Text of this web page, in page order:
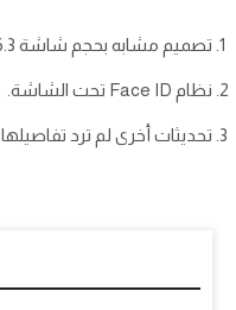
تصميم مشابه بحجم شاشة 6.3 إنش وآخر 6.9 إنش.
نظام Face ID تحت الشاشة.
تحديثات أخرى لم ترد تفاصيلها.